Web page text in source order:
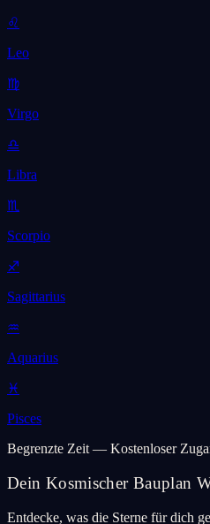
♌
Leo
♍
Virgo
♎
Libra
♏
Scorpio
♐
Sagittarius
♒
Aquarius
♓
Pisces
Begrenzte Zeit — Kostenloser
Dein Kosmischer Bauplan
Entdecke, was die Sterne für dich